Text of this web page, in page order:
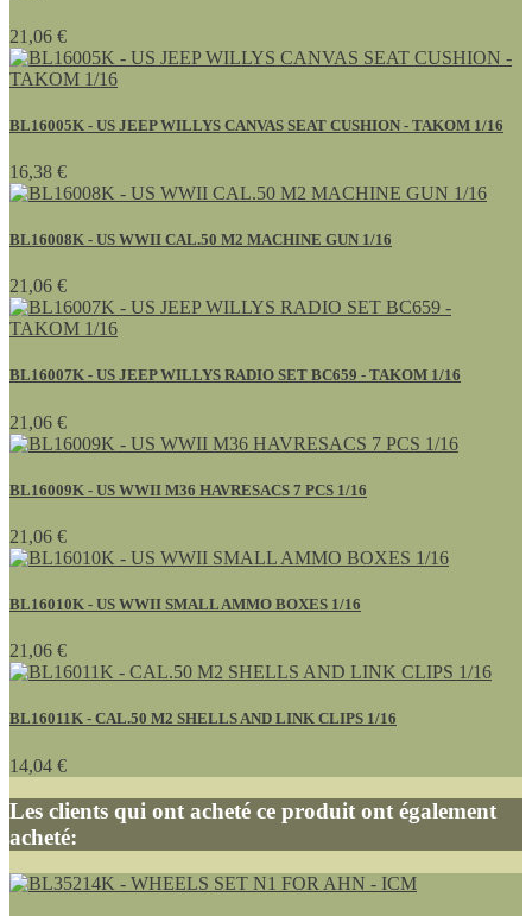
21,06 €
BL16005K - US JEEP WILLYS CANVAS SEAT CUSHION - TAKOM 1/16
16,38 €
BL16008K - US WWII CAL.50 M2 MACHINE GUN 1/16
21,06 €
BL16007K - US JEEP WILLYS RADIO SET BC659 - TAKOM 1/16
21,06 €
BL16009K - US WWII M36 HAVRESACS 7 PCS 1/16
21,06 €
BL16010K - US WWII SMALL AMMO BOXES 1/16
21,06 €
BL16011K - CAL.50 M2 SHELLS AND LINK CLIPS 1/16
14,04 €
Les clients qui ont acheté ce produit ont également
acheté: